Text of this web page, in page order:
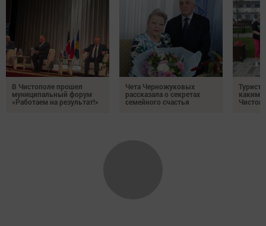
В Чистополе прошел
муниципальный форум
«Работаем на результат!»
Чета Черножуковых
рассказала о секретах
семейного счастья
каким